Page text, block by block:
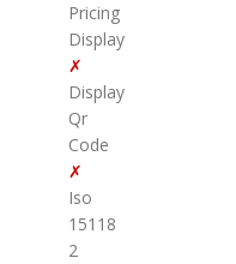
Pricing
Display
✗
Display
Qr
Code
✗
Iso
15118
2